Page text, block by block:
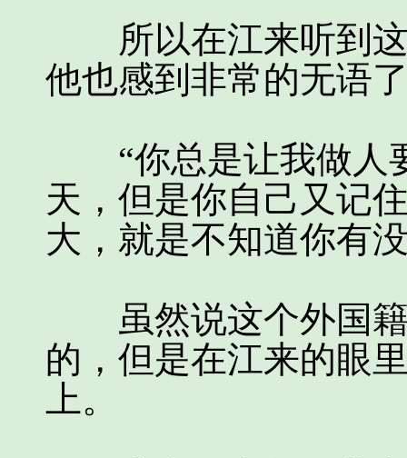
所以在江来听到这
他也感到非常的无语
“你总是让我做人
天，但是你自己又记
大，就是不知道你有
虽然说这个外国籍
的，但是在江来的眼
上。